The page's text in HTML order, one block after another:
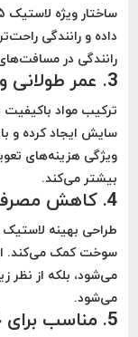
ساختار ویژه لاستیک
داده و رانندگی
رانندگی در
3. عمر طولانی
ترکیب مواد باکیفیت
سایش ایجاد کرده و
ویژگی هزینه‌های
بیشتر می‌کند.
4. کاهش
طراحی بهینه
سوخت کمک می‌کند.
می‌شود، بلکه از
می‌شود.
5. مناسب برای